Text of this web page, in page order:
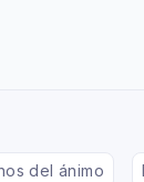
del ánimo